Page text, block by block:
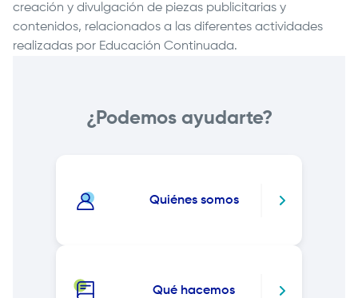
creación y divulgación de piezas publicitarias y
contenidos, relacionados a las diferentes actividades
realizadas por Educación Continuada.
¿Podemos ayudarte?
Quiénes somos
Qué hacemos